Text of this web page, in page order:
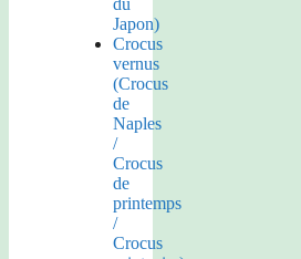
du
Japon)
Crocus
vernus
(Crocus
de
Naples
/
Crocus
de
printemps
/
Crocus